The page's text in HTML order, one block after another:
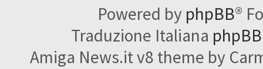
Powered by phpBB®
Traduzione Italiana
Amiga News.it v8 theme by